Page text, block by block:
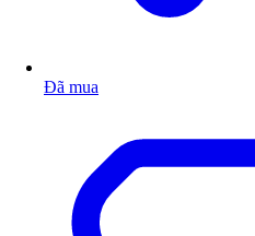
Đã mua